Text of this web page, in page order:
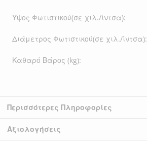
Ύψος Φωτιστικού(σε χιλ./ίντσα):
Διάμετρος Φωτιστικού(σε χιλ./ίντσα):
Καθαρό Βάρος (kg):
Περισσότερες Πληροφορίες
Αξιολογήσεις